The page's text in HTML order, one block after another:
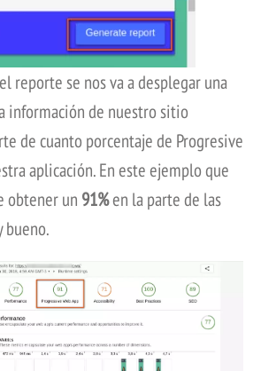
reporte se nos va a desplegar una
información de nuestro sitio
de cuanto porcentaje de Progresive
aplicación. En este ejemplo que
obtener un 91%en la parte de las
bueno.